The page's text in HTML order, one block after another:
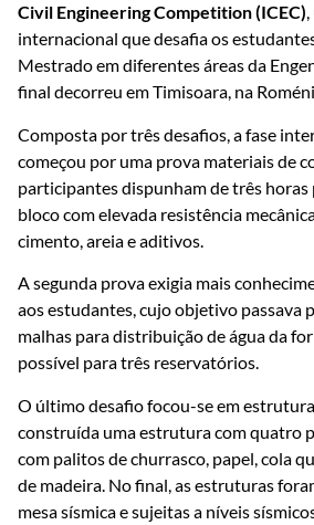
Civil Engineering Competition (ICEC)
internacional que desafia os
Mestrado em diferentes áreas da
final decorreu em Timisoara, na
Composta por três desafios, a fase
começou por uma prova materiais de
participantes dispunham de três
bloco com elevada resistência
cimento, areia e aditivos.
A segunda prova exigia mais
aos estudantes, cujo objetivo passava
malhas para distribuição de água da
possível para três reservatórios.
O último desafio focou-se em
construída uma estrutura com quatro
com palitos de churrasco, papel, cola
de madeira. No final, as estruturas
mesa sísmica e sujeitas a níveis